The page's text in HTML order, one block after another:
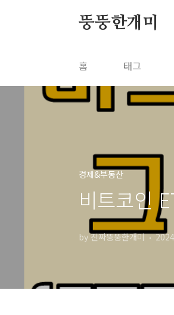
뚱뚱한개미
홈 태그
경제&부동산
비트코인
by 진짜뚱뚱한개미